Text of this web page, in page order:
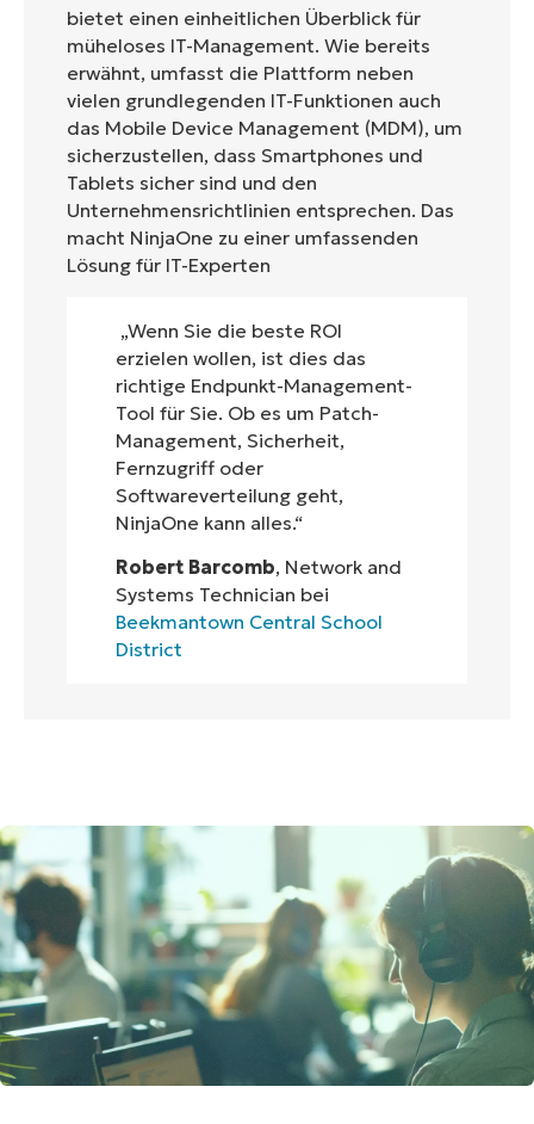
bietet einen einheitlichen Überblick für
müheloses IT-Management. Wie bereits
erwähnt, umfasst die Plattform neben
vielen grundlegenden IT-Funktionen auch
das Mobile Device Management (MDM), um
sicherzustellen, dass Smartphones und
Tablets sicher sind und den
Unternehmensrichtlinien entsprechen. Das
macht NinjaOne zu einer umfassenden
Lösung für IT-Experten
„Wenn Sie die beste ROI
erzielen wollen, ist dies das
richtige Endpunkt-Management-
Tool für Sie. Ob es um Patch-
Management, Sicherheit,
Fernzugriff oder
Softwareverteilung geht,
NinjaOne kann alles.“
Robert Barcomb, Network and
Systems Technician bei
Beekmantown Central School
District